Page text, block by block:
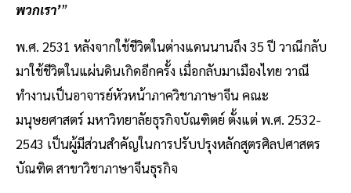
พวกเรา’”
พ.ศ. 2531 หลังจากใช้ชีวิตในต่างแดนนานถึง 35 ปี วาณีกลับ
มาใช้ชีวิตในแผ่นดินเกิดอีกครั้ง เมื่อกลับมาเมืองไทย วาณี
ทำงานเป็นอาจารย์หัวหน้าภาควิชาภาษาจีน คณะ
มนุษยศาสตร์ มหาวิทยาลัยธุรกิจบัณฑิตย์ ตั้งแต่ พ.ศ. 2532-
2543 เป็นผู้มีส่วนสำคัญในการปรับปรุงหลักสูตรศิลปศาสตร
บัณฑิต สาขาวิชาภาษาจีนธุรกิจ